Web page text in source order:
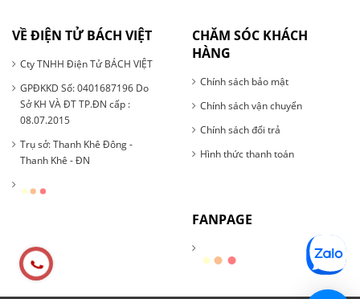
VỀ ĐIỆN TỬ BÁCH VIỆT
Cty TNHH Điện Tử BÁCH VIỆT
GPĐKKD Số: 0401687196 Do
Sở KH VÀ ĐT TP.ĐN cấp :
08.07.2015
Trụ sở: Thanh Khê Đông -
Thanh Khê - ĐN
CHĂM SÓC KHÁCH
HÀNG
Chính sách bảo mật
Chính sách vận chuyển
Chính sách đổi trả
Hình thức thanh toán
FANPAGE